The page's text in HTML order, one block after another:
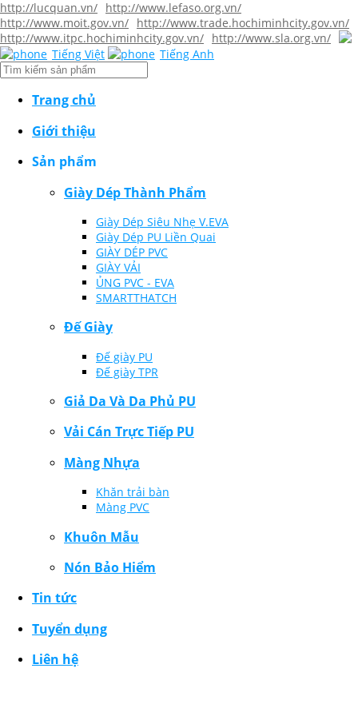
http://lucquan.vn/ http://www.lefaso.org.vn/
http://www.moit.gov.vn/ http://www.trade.hochiminhcity.gov.vn/
http://www.itpc.hochiminhcity.gov.vn/ http://www.sla.org.vn/
Tiếng Việt
Tiếng Anh
Trang chủ
Giới thiệu
Sản phẩm
Giày Dép Thành Phẩm
Giày Dép Siêu Nhẹ V.EVA
Giày Dép PU Liền Quai
GIÀY DÉP PVC
GIÀY VẢI
ỦNG PVC - EVA
SMARTTHATCH
Đế Giày
Đế giày PU
Đế giày TPR
Giả Da Và Da Phủ PU
Vải Cán Trực Tiếp PU
Màng Nhựa
Khăn trải bàn
Màng PVC
Khuôn Mẫu
Nón Bảo Hiểm
Tin tức
Tuyển dụng
Liên hệ